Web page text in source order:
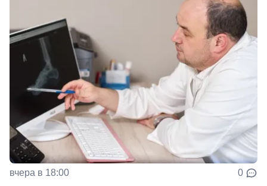
вчера в 18:00 0